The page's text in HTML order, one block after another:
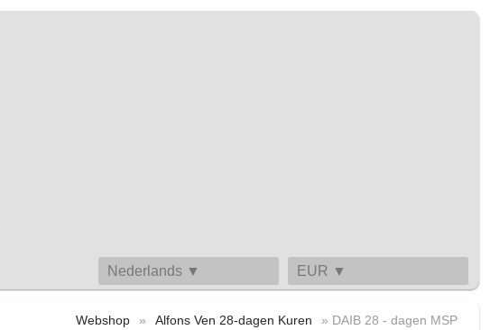
Nederlands ▼ EUR ▼
Webshop » Alfons Ven 28-dagen Kuren » DAIB 28 - dagen MSP